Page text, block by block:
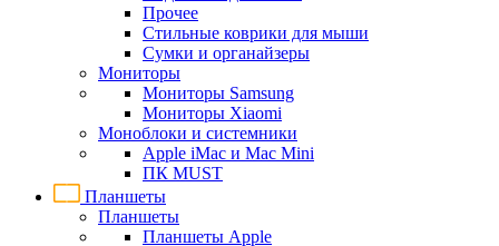
Прочее
Стильные коврики для мыши
Сумки и органайзеры
Мониторы
Мониторы Samsung
Мониторы Xiaomi
Моноблоки и системники
Apple iMac и Mac Mini
ПК MUST
Планшеты
Планшеты
Планшеты Apple